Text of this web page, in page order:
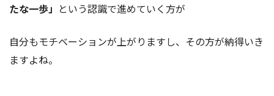
たな一歩」 という認識で進めていく方が
自分もモチベーションが上がりますし、その方が納得いき
ますよね。